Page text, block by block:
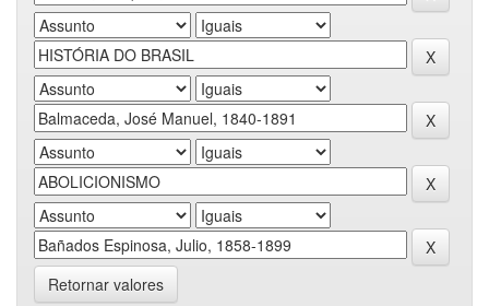
Retornar valores